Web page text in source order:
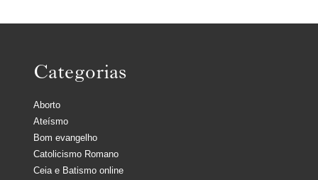
Categorias
Aborto
Ateísmo
Bom evangelho
Catolicismo Romano
Ceia e Batismo online